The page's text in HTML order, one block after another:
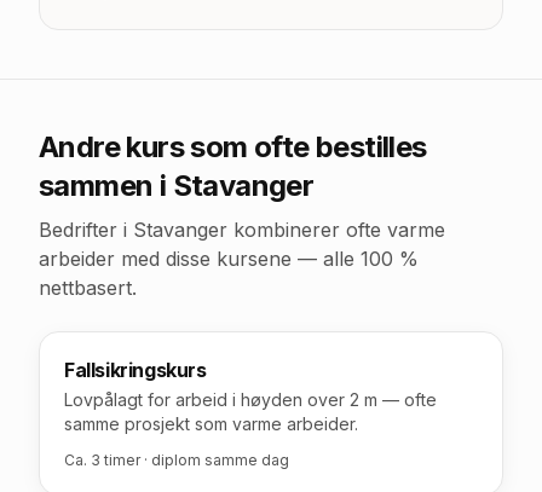
Andre kurs som ofte bestilles
sammen i Stavanger
Bedrifter i Stavanger kombinerer ofte varme
arbeider med disse kursene — alle 100 %
nettbasert.
Fallsikringskurs
Lovpålagt for arbeid i høyden over 2 m — ofte
samme prosjekt som varme arbeider.
Ca. 3 timer · diplom samme dag